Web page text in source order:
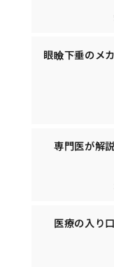
眼瞼下垂のメ
専門医が解
医療の入り